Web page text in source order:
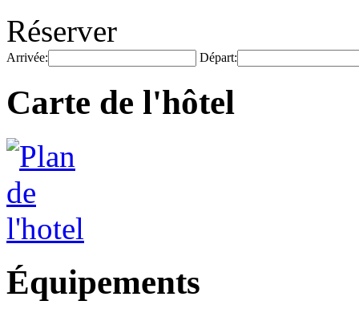
Réserver
Arrivée: Départ:
Carte de l'hôtel
Équipements